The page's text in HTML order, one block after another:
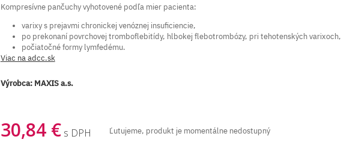
Kompresívne pančuchy vyhotovené podľa mier pacienta:
varixy s prejavmi chronickej venóznej insuficiencie,
po prekonaní povrchovej tromboflebitídy, hlbokej flebotrombózy, pri tehotenských varixoch,
počiatočné formy lymfedému.
Viac na adcc.sk
Výrobca: MAXIS a.s.
30,84 € s DPH Ľutujeme, produkt je momentálne nedostupný